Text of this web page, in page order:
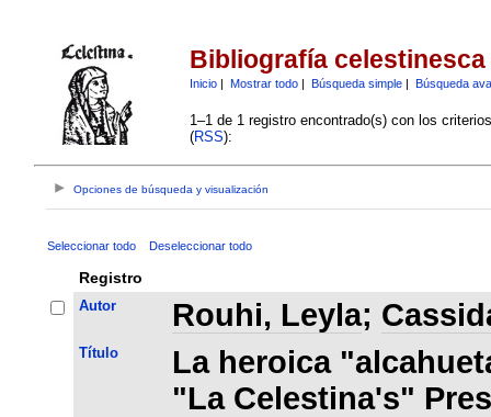
Bibliografía celestinesca
Inicio| Mostrar todo| Búsqueda simple| Búsqueda
1–1 de 1 registro encontrado(s) con los
(RSS):
Opciones de búsqueda y visualización
Seleccionar todo Deseleccionar todo
Registro
Autor Rouhi, Leyla;
Título
La heroica
"La Celestina's"